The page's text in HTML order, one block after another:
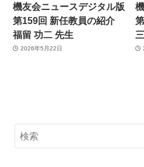
機友会ニュースデジタル版
第159回 新任教員の紹介
福留 功二 先生
2026年5月22日